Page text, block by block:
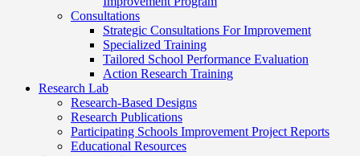
Consultations
Strategic Consultations For Improvement
Specialized Training
Tailored School Performance Evaluation
Action Research Training
Research Lab
Research-Based Designs
Research Publications
Participating Schools Improvement Project Reports
Educational Resources